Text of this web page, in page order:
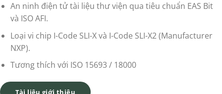
An ninh điện tử tài liệu thư viện qua tiêu chuẩn EAS Bit
và ISO AFI.
Loại vi chip I-Code SLI-X và I-Code SLI-X2 (Manufacturer
NXP).
Tương thích với ISO 15693 / 18000
Tài liệu giới thiệu